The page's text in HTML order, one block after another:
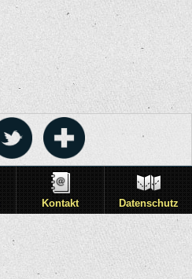
Kontakt Datenschutz